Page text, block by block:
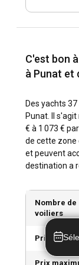
Découvrir la
goût du
Quelles
de plein air
Les
et du vélo
sont
des
Biserujka.
Quels sont
Punat ?
C'est bon
à Punat et
Des yachts
Punat. Il
€ à 1 073 €
de cette zone
et peuvent
destination a
Nombre de
voiliers
Prix
Prix